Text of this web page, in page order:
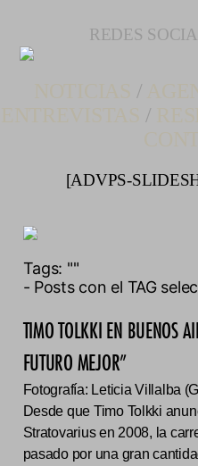
REDES
/
/
[ADVPS-
Tags: ""
- Posts con el TAG
TIMO TOLKKI EN BUENOS
FUTURO MEJOR”
Fotografía: Leticia Villalba
Desde que Timo Tolkki
Stratovarius en 2008, la
pasado por una gran